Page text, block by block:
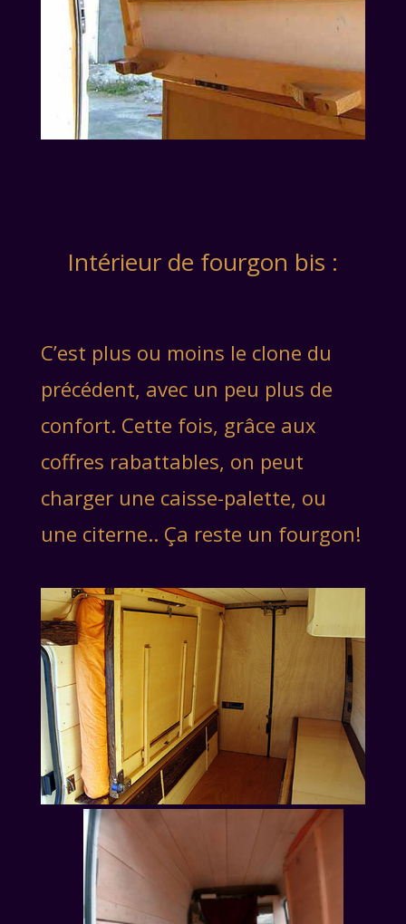
Intérieur de fourgon bis :
C’est plus ou moins le clone du
précédent, avec un peu plus de
confort. Cette fois, grâce aux
coffres rabattables, on peut
charger une caisse-palette, ou
une citerne.. Ça reste un fourgon!